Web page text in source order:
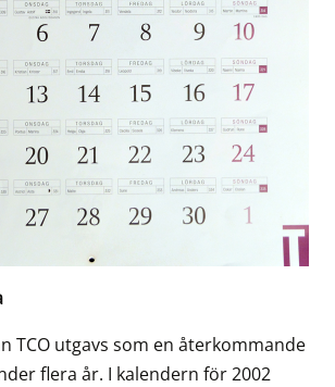
TCO utgavs som en återkommande
flera år. I kalendern för 2002